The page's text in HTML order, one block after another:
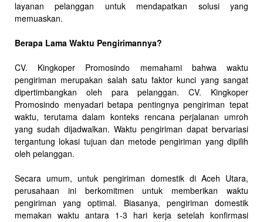
layanan pelanggan untuk mendapatkan solusi yang
memuaskan.
Berapa Lama Waktu Pengirimannya?
CV. Kingkoper Promosindo memahami bahwa waktu
pengiriman merupakan salah satu faktor kunci yang sangat
dipertimbangkan oleh para pelanggan. CV. Kingkoper
Promosindo menyadari betapa pentingnya pengiriman tepat
waktu, terutama dalam konteks rencana perjalanan umroh
yang sudah dijadwalkan. Waktu pengiriman dapat bervariasi
tergantung lokasi tujuan dan metode pengiriman yang dipilih
oleh pelanggan.
Secara umum, untuk pengiriman domestik di Aceh Utara,
perusahaan ini berkomitmen untuk memberikan waktu
pengiriman yang optimal. Biasanya, pengiriman domestik
memakan waktu antara 1-3 hari kerja setelah konfirmasi